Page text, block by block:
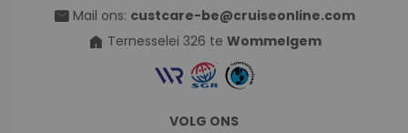
mail Mail ons: custcare-be@cruiseonline.com
home Ternesselei 326 te Wommelgem
VOLG ONS